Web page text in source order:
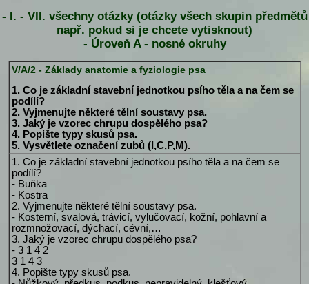
- I. - VII. všechny otázky (otázky všech skupin předmětů
např. pokud si je chcete vytisknout)
- Úroveň A - nosné okruhy
V/A/2 - Základy anatomie a fyziologie psa
1. Co je základní stavební jednotkou psího těla a na čem se
podílí?
2. Vyjmenujte některé tělní soustavy psa.
3. Jaký je vzorec chrupu dospělého psa?
4. Popište typy skusů psa.
5. Vysvětlete označení zubů (I,C,P,M).
1. Co je základní stavební jednotkou psího těla a na čem se
podílí?
- Buňka
- Kostra
2. Vyjmenujte některé tělní soustavy psa.
- Kosterní, svalová, trávicí, vylučovací, kožní, pohlavní a
rozmnožovací, dýchací, cévní,…
3. Jaký je vzorec chrupu dospělého psa?
- 3 1 4 2
3 1 4 3
4. Popište typy skusů psa.